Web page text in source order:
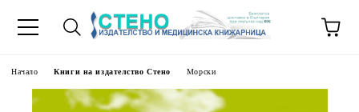
Начало Книги на издателство Стено Морски